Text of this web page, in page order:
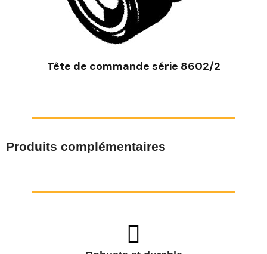
Tête de commande série 8602/2
Produits complémentaires